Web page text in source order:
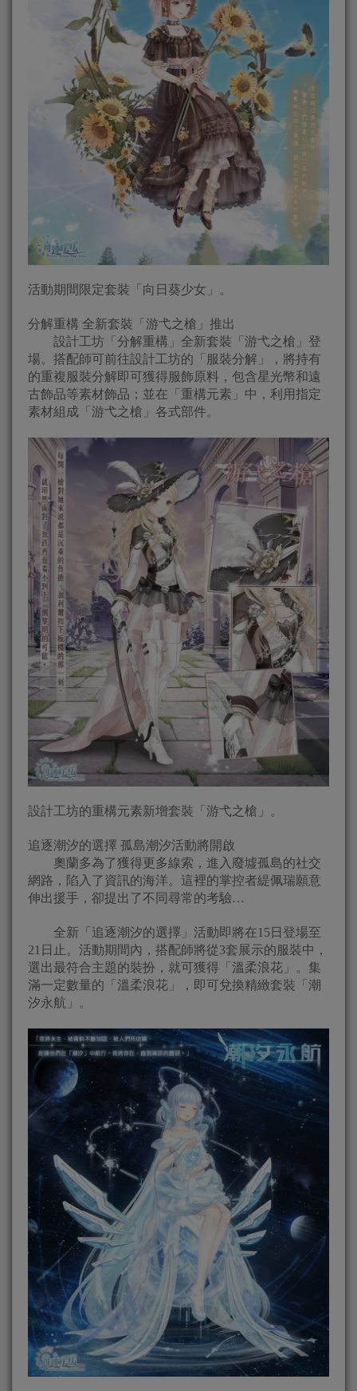
活動期間限定套裝「向日葵少女」。
分解重構 全新套裝「游弋之槍」推出
設計工坊「分解重構」全新套裝「游弋之槍」登
場。搭配師可前往設計工坊的「服裝分解」，將持有
的重複服裝分解即可獲得服飾原料，包含星光幣和遠
古飾品等素材飾品；並在「重構元素」中，利用指定
素材組成「游弋之槍」各式部件。
設計工坊的重構元素新增套裝「游弋之槍」。
追逐潮汐的選擇 孤島潮汐活動將開啟
奧蘭多為了獲得更多線索，進入廢墟孤島的社交
網路，陷入了資訊的海洋。這裡的掌控者緹佩瑞願意
伸出援手，卻提出了不同尋常的考驗…
全新「追逐潮汐的選擇」活動即將在15日登場至
21日止。活動期間內，搭配師將從3套展示的服裝中，
選出最符合主題的裝扮，就可獲得「溫柔浪花」。集
滿一定數量的「溫柔浪花」，即可兌換精緻套裝「潮
汐永航」。